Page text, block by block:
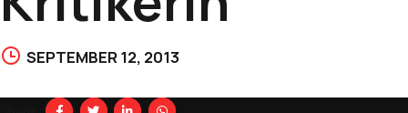
SEPTEMBER 12, 2013